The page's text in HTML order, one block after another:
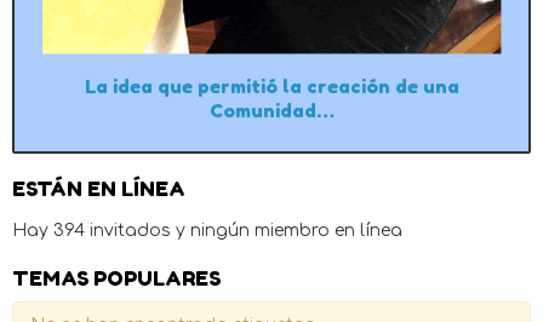
La idea que permitió la creación de una
Comunidad…
ESTÁN EN LÍNEA
Hay 394 invitados y ningún miembro en línea
TEMAS POPULARES